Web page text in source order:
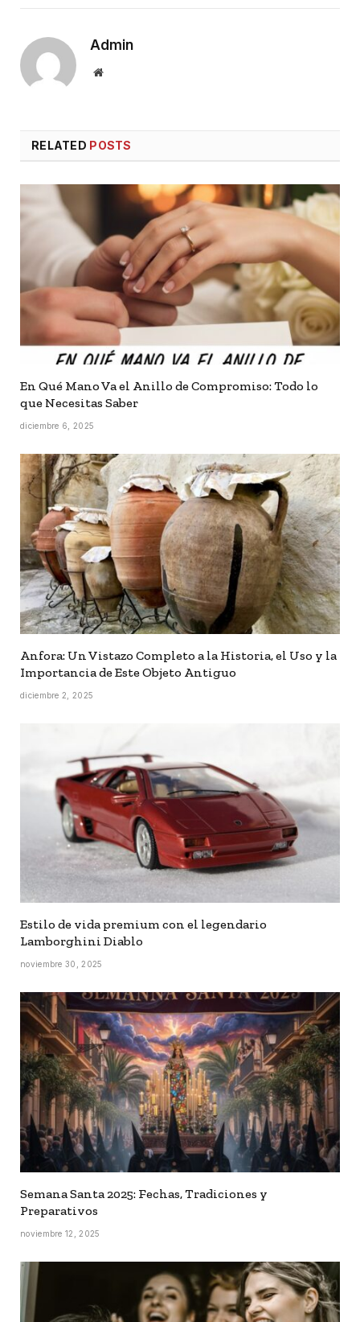
Admin
Website
RELATED POSTS
En Qué Mano Va el Anillo de Compromiso: Todo lo
que Necesitas Saber
diciembre 6, 2025
Anfora: Un Vistazo Completo a la Historia, el Uso y la
Importancia de Este Objeto Antiguo
diciembre 2, 2025
Estilo de vida premium con el legendario
Lamborghini Diablo
noviembre 30, 2025
Semana Santa 2025: Fechas, Tradiciones y
Preparativos
noviembre 12, 2025